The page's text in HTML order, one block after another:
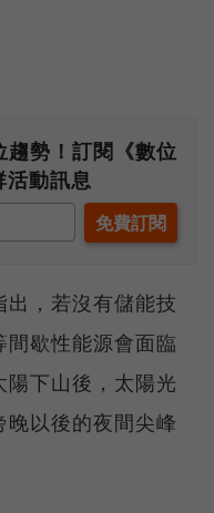
勢！訂閱《數位
活動訊息
，若沒有儲能技
歇性能源會面臨
下山後，太陽光
以後的夜間尖峰